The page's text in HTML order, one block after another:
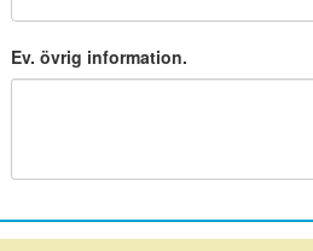
Ev. övrig information.